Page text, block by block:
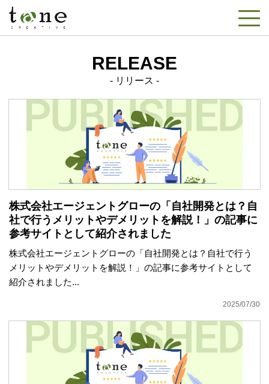
RELEASE
リリース
株式会社エージェントグローの「自社開発とは？自
社で行うメリットやデメリットを解説！」の記事に
参考サイトとして紹介されました
株式会社エージェントグローの「自社開発とは？自社で行う
メリットやデメリットを解説！」の記事に参考サイトとして
紹介されました...
2025/07/30